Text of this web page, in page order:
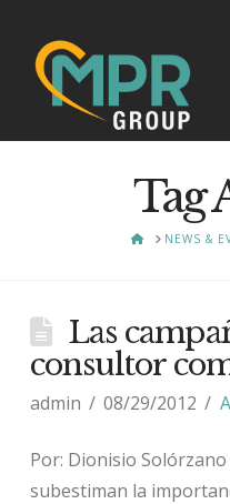
Tag
HOMENEWS &
Las
consultor
admin 08/29/2012
Por: Dionisio
subestiman la